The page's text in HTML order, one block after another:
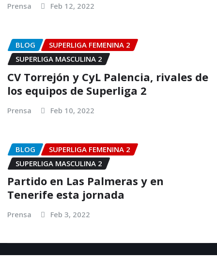
Prensa Feb 12, 2022
BLOG
SUPERLIGA FEMENINA 2
SUPERLIGA MASCULINA 2
CV Torrejón y CyL Palencia, rivales de
los equipos de Superliga 2
Prensa Feb 10, 2022
BLOG
SUPERLIGA FEMENINA 2
SUPERLIGA MASCULINA 2
Partido en Las Palmeras y en
Tenerife esta jornada
Prensa Feb 3, 2022